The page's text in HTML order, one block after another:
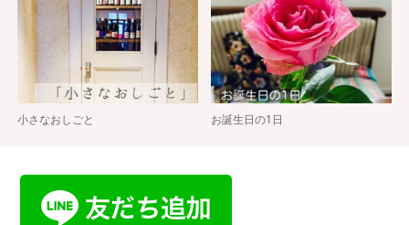
小さなおしごと お誕生日の1日